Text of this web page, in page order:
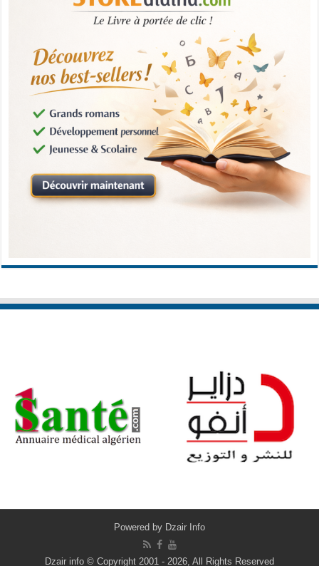
Powered by Dzair Info
Dzair info © Copyright 2001 - 2026, All Rights Reserved